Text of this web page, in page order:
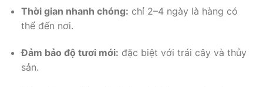
Thời gian nhanh chóng: chỉ 2–4 ngày là hàng có
thể đến nơi.
Đảm bảo độ tươi mới: đặc biệt với trái cây và thủy
sản.